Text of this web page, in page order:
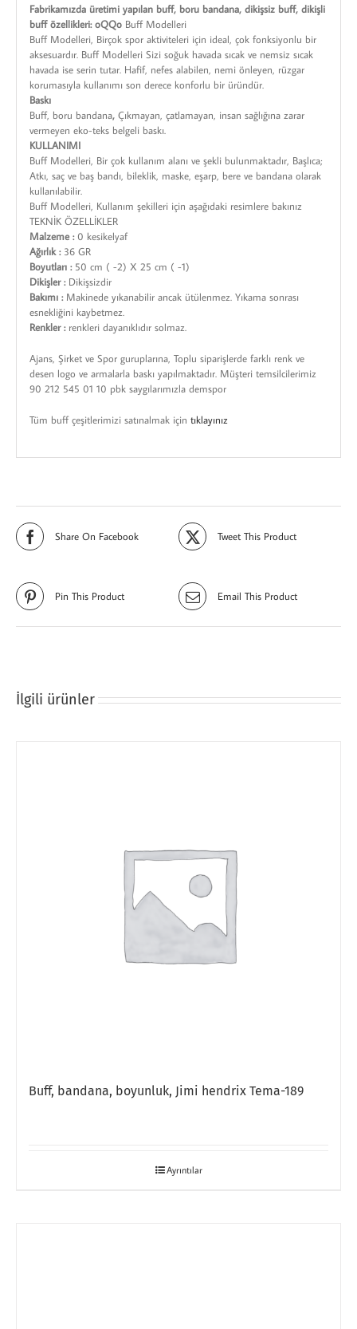
Fabrikamızda üretimi yapılan buff, boru bandana, dikişsiz buff, dikişli
buff özellikleri: oQQo Buff Modelleri
Buff Modelleri, Birçok spor aktiviteleri için ideal, çok fonksiyonlu bir
aksesuardır. Buff Modelleri Sizi soğuk havada sıcak ve nemsiz sıcak
havada ise serin tutar. Hafif, nefes alabilen, nemi önleyen, rüzgar
korumasıyla kullanımı son derece konforlu bir üründür.
Baskı
Buff, boru bandana,Çıkmayan, çatlamayan, insan sağlığına zarar
vermeyen eko-teks belgeli baskı.
KULLANIMI
Buff Modelleri, Bir çok kullanım alanı ve şekli bulunmaktadır, Başlıca;
Atkı, saç ve baş bandı, bileklik, maske, eşarp, bere ve bandana olarak
kullanılabilir.
Buff Modelleri, Kullanım şekilleri için aşağıdaki resimlere bakınız
TEKNİK ÖZELLİKLER
Malzeme :0 kesikelyaf
Ağırlık :36 GR
Boyutları :50 cm ( -2) X 25 cm ( -1)
Dikişler : Dikişsizdir
Bakımı : Makinede yıkanabilir ancak ütülenmez. Yıkama sonrası
esnekliğini kaybetmez.
Renkler :renkleri dayanıklıdır solmaz.
Ajans, Şirket ve Spor guruplarına, Toplu siparişlerde farklı renk ve
desen logo ve armalarla baskı yapılmaktadır. Müşteri temsilcilerimiz
90 212 545 01 10 pbk saygılarımızla demspor
Tüm buff çeşitlerimizi satınalmak içintıklayınız
Share On Facebook Tweet This Product
Pin This Product Email This Product
İlgili ürünler
Buff, bandana, boyunluk, Jimi hendrix Tema-189
Ayrıntılar